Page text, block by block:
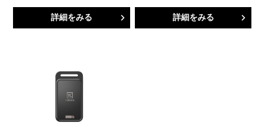
詳細をみる 詳細をみる